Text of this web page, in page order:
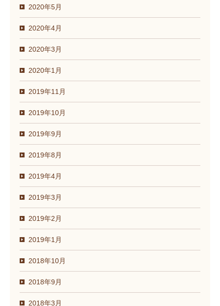
2020年5月
2020年4月
2020年3月
2020年1月
2019年11月
2019年10月
2019年9月
2019年8月
2019年4月
2019年3月
2019年2月
2019年1月
2018年10月
2018年9月
2018年3月